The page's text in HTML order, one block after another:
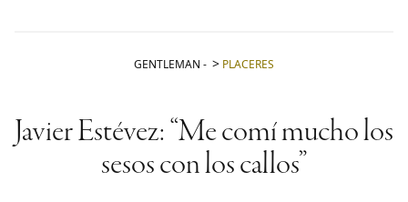
GENTLEMAN - PLACERES
Javier Estévez: “Me comí mucho los
sesos con los callos”